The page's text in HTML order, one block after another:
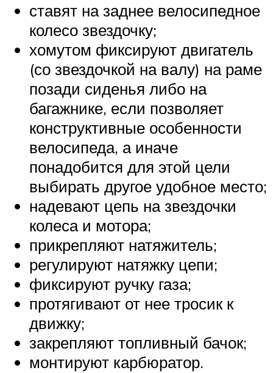
ставят на заднее велосипедное
колесо звездочку;
хомутом фиксируют двигатель
(со звездочкой на валу) на раме
позади сиденья либо на
багажнике, если позволяет
конструктивные особенности
велосипеда, а иначе
понадобится для этой цели
выбирать другое удобное место;
надевают цепь на звездочки
колеса и мотора;
прикрепляют натяжитель;
регулируют натяжку цепи;
фиксируют ручку газа;
протягивают от нее тросик к
движку;
закрепляют топливный бачок;
монтируют карбюратор.